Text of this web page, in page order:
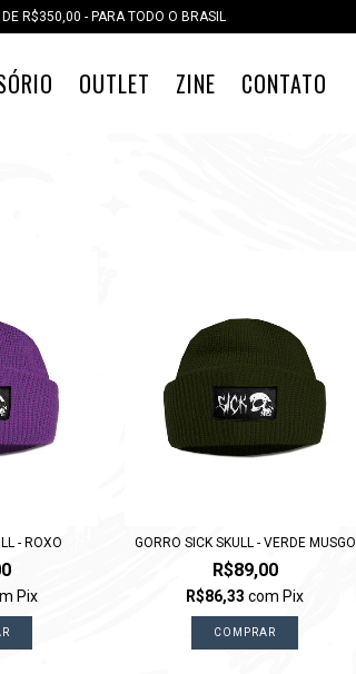
R$350,00 - PARA TODO O BRASIL
OUTLET ZINE CONTATO
- ROXO
Pix
GORRO SICK SKULL - VERDE MUSGO
R$89,00
R$86,33com Pix
COMPRAR